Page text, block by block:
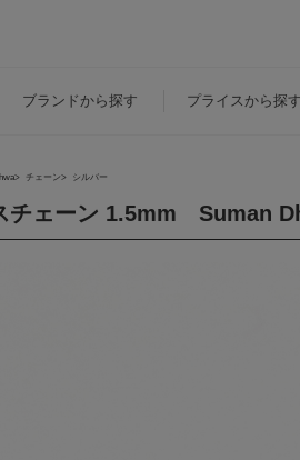
ブランド から探す プライス から探す
チェーン シルバー
チェーン 1.5mm Suman